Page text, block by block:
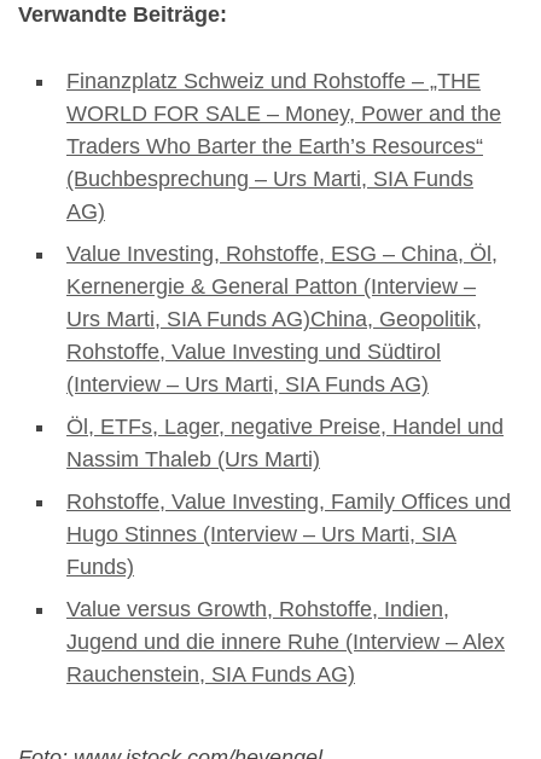
Verwandte Beiträge:
Finanzplatz Schweiz und Rohstoffe – „THE
WORLD FOR SALE – Money, Power and the
Traders Who Barter the Earth’s Resources“
(Buchbesprechung – Urs Marti, SIA Funds
AG)
Value Investing, Rohstoffe, ESG – China, Öl,
Kernenergie & General Patton (Interview –
Urs Marti, SIA Funds AG)China, Geopolitik,
Rohstoffe, Value Investing und Südtirol
(Interview – Urs Marti, SIA Funds AG)
Öl, ETFs, Lager, negative Preise, Handel und
Nassim Thaleb (Urs Marti)
Rohstoffe, Value Investing, Family Offices und
Hugo Stinnes (Interview – Urs Marti, SIA
Funds)
Value versus Growth, Rohstoffe, Indien,
Jugend und die innere Ruhe (Interview – Alex
Rauchenstein, SIA Funds AG)